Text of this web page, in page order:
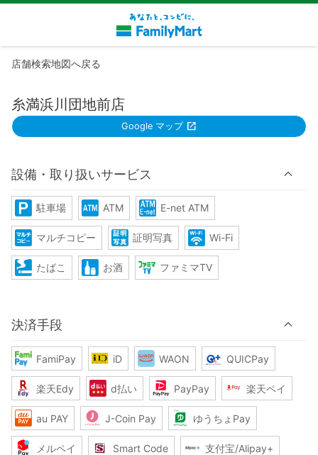
店舗検索地図へ戻る
糸満浜川団地前店
Google マップ
設備・取り扱いサービス
駐車場 ATM E-net ATM
マルチコピー 証明写真 Wi-Fi
たばこ お酒 ファミマTV
決済手段
FamiPay iD WAON QUICPay
楽天Edy d払い PayPay 楽天ペイ
au PAY J-Coin Pay ゆうちょPay
メルペイ Smart Code 支付宝/Alipay+